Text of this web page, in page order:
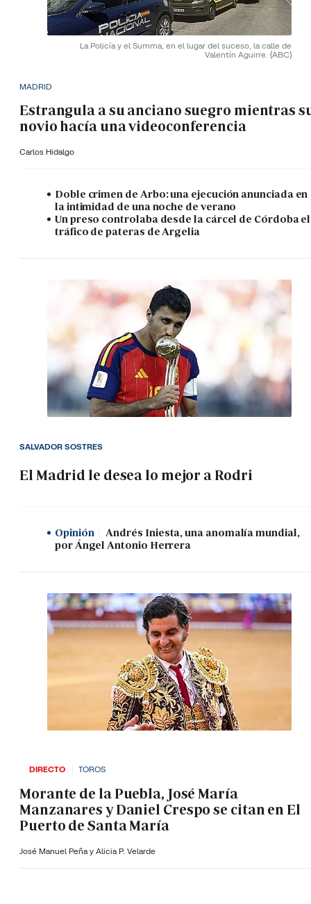
La Policía y el Summa, en el lugar del suceso, la calle de
Valentín Aguirre. (ABC)
MADRID
Estrangula a su anciano suegro mientras
novio hacía una videoconferencia
Carlos Hidalgo
Doble crimen de Arbo: una ejecución anunciada en
la intimidad de una noche de verano
Un preso controlaba desde la cárcel de Córdoba el
tráfico de pateras de Argelia
El Madrid le desea lo mejor a Rodri
SALVADOR SOSTRES
Opinión
Andrés Iniesta, una anomalía mundial,
por Ángel Antonio Herrera
DIRECTO TOROS
Morante de la Puebla, José María
Manzanares y Daniel Crespo se citan en El
Puerto de Santa María
José Manuel Peña y Alicia P. Velarde